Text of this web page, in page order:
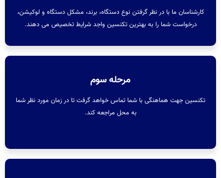
کارشناسان ما با در نظر گرفتن نوع دستگاه، برند، مشکل دستگاه و لوکیشن،
درخواست شما را به بهترین تکنسین واجد شرایط تخصیص می دهند.
مرحله سوم
تکنسین جهت هماهنگی با شما تماس خواهد گرفت تا در زمان مورد نظر شما
به محل مراجعه کند.